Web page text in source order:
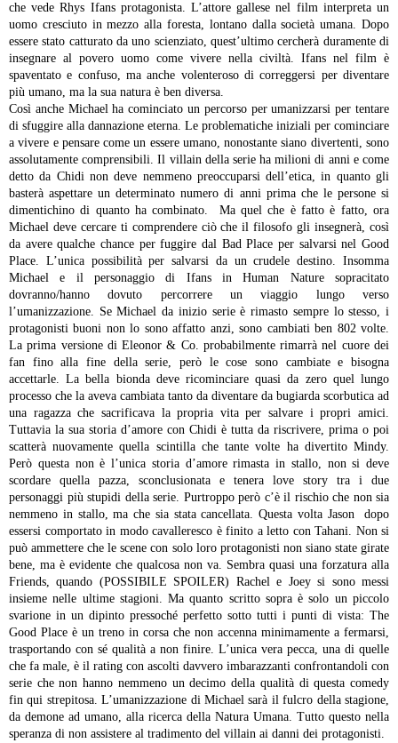
che vede Rhys Ifans protagonista. L’attore gallese nel film interpreta un
uomo cresciuto in mezzo alla foresta, lontano dalla società umana. Dopo
essere stato catturato da uno scienziato, quest’ultimo cercherà duramente di
insegnare al povero uomo come vivere nella civiltà. Ifans nel film è
spaventato e confuso, ma anche volenteroso di correggersi per diventare
più umano, ma la sua natura è ben diversa.
Così anche Michael ha cominciato un percorso per umanizzarsi per tentare
di sfuggire alla dannazione eterna. Le problematiche iniziali per cominciare
a vivere e pensare come un essere umano, nonostante siano divertenti, sono
assolutamente comprensibili. Il villain della serie ha milioni di anni e come
detto da Chidi non deve nemmeno preoccuparsi dell’etica, in quanto gli
basterà aspettare un determinato numero di anni prima che le persone si
dimentichino di quanto ha combinato. Ma quel che è fatto è fatto, ora
Michael deve cercare ti comprendere ciò che il filosofo gli insegnerà, così
da avere qualche chance per fuggire dal Bad Place per salvarsi nel Good
Place. L’unica possibilità per salvarsi da un crudele destino. Insomma
Michael e il personaggio di Ifans in Human Nature sopracitato
dovranno/hanno dovuto percorrere un viaggio lungo verso
l’umanizzazione. Se Michael da inizio serie è rimasto sempre lo stesso, i
protagonisti buoni non lo sono affatto anzi, sono cambiati ben 802 volte.
La prima versione di Eleonor & Co. probabilmente rimarrà nel cuore dei
fan fino alla fine della serie, però le cose sono cambiate e bisogna
accettarle. La bella bionda deve ricominciare quasi da zero quel lungo
processo che la aveva cambiata tanto da diventare da bugiarda scorbutica ad
una ragazza che sacrificava la propria vita per salvare i propri amici.
Tuttavia la sua storia d’amore con Chidi è tutta da riscrivere, prima o poi
scatterà nuovamente quella scintilla che tante volte ha divertito Mindy.
Però questa non è l’unica storia d’amore rimasta in stallo, non si deve
scordare quella pazza, sconclusionata e tenera love story tra i due
personaggi più stupidi della serie. Purtroppo però c’è il rischio che non sia
nemmeno in stallo, ma che sia stata cancellata. Questa volta Jason dopo
essersi comportato in modo cavalleresco è finito a letto con Tahani. Non si
può ammettere che le scene con solo loro protagonisti non siano state girate
bene, ma è evidente che qualcosa non va. Sembra quasi una forzatura alla
Friends, quando (POSSIBILE SPOILER) Rachel e Joey si sono messi
insieme nelle ultime stagioni. Ma quanto scritto sopra è solo un piccolo
svarione in un dipinto pressoché perfetto sotto tutti i punti di vista: The
Good Place è un treno in corsa che non accenna minimamente a fermarsi,
trasportando con sé qualità a non finire. L’unica vera pecca, una di quelle
che fa male, è il rating con ascolti davvero imbarazzanti confrontandoli con
serie che non hanno nemmeno un decimo della qualità di questa comedy
fin qui strepitosa. L’umanizzazione di Michael sarà il fulcro della stagione,
da demone ad umano, alla ricerca della Natura Umana. Tutto questo nella
speranza di non assistere al tradimento del villain ai danni dei protagonisti.